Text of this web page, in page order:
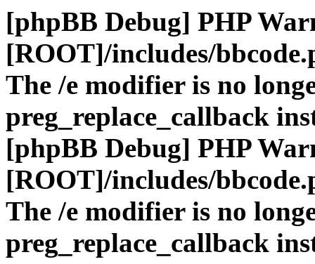
[phpBB Debug] PHP
[ROOT]/includes/
The /e modifier is no
preg_replace_callback
[phpBB Debug] PHP
[ROOT]/includes/
The /e modifier is no
preg_replace_callback